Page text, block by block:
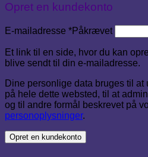
Opret en kundekonto
E-mailadresse *Påkrævet
Et link til en side, hvor du kan
blive sendt til din e-mailadresse.
Dine personlige data bruges til
på hele dette websted, til at
og til andre formål beskrevet på
personoplysninger.
Opret en kundekonto